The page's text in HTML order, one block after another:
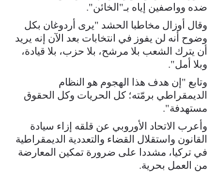
ضده وواصفين إياه بـ"الخائن".
وقال أوزال مخاطبا الحشد "يرى أردوغان بكل
وضوح أنه لن يفوز في انتخابات بعد الآن إنه يريد
أن يترك الشعب بلا مرشح، بلا حزب، بلا قيادة،
وبلا أمل".
وتابع "إن هدف هذا الهجوم هو النظام
الديمقراطي برمّته؛ كل الحريات وكل الحقوق
مستهدفة".
وأعرب الاتحاد الأوروبي عن قلقه إزاء سيادة
القانون واستقلال القضاء والتعددية الديمقراطية
في تركيا، مشددا على ضرورة تمكين المعارضة
من العمل بحرية.